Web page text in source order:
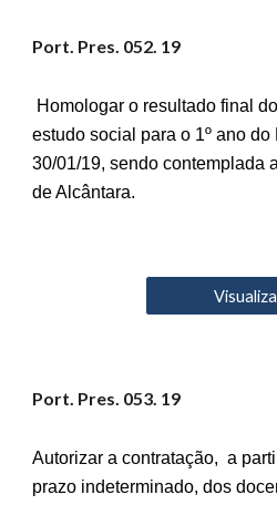
Port. Pres. 052. 19
Homologar o resultado final
estudo social para o 1º ano
30/01/19, sendo contemplada
de Alcântara.
Port. Pres. 053. 19
Autorizar a contratação, a
prazo indeterminado, dos